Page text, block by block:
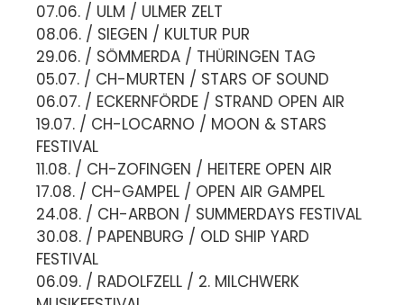
07.06. / ULM / ULMER ZELT
08.06. / SIEGEN / KULTUR PUR
29.06. / SÖMMERDA / THÜRINGEN TAG
05.07. / CH-MURTEN / STARS OF SOUND
06.07. / ECKERNFÖRDE / STRAND OPEN AIR
19.07. / CH-LOCARNO / MOON & STARS
FESTIVAL
11.08. / CH-ZOFINGEN / HEITERE OPEN AIR
17.08. / CH-GAMPEL / OPEN AIR GAMPEL
24.08. / CH-ARBON / SUMMERDAYS FESTIVAL
30.08. / PAPENBURG / OLD SHIP YARD
FESTIVAL
06.09. / RADOLFZELL / 2. MILCHWERK